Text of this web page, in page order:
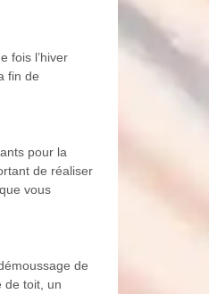
fois l’hiver
fin de
pour la
de réaliser
vous
de
de toit, un